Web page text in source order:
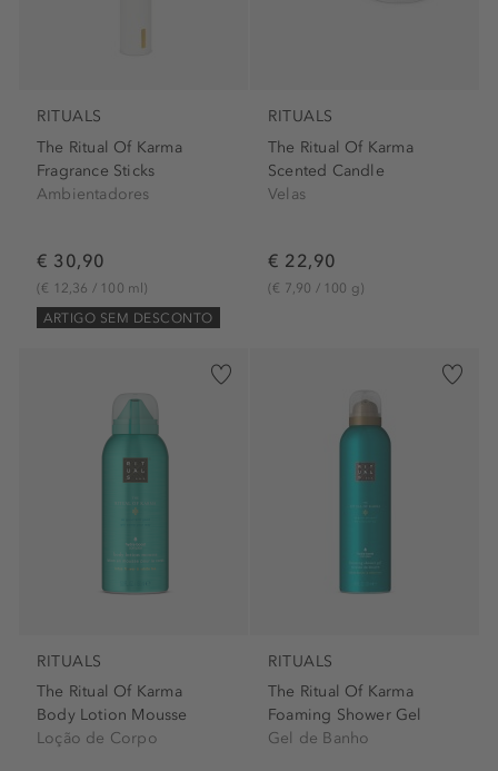
RITUALS
The Ritual Of Karma
Fragrance Sticks
Ambientadores
€ 30,90
(€ 12,36 / 100 ml)
ARTIGO SEM DESCONTO
RITUALS
The Ritual Of Karma
Scented Candle
Velas
€ 22,90
(€ 7,90 / 100 g)
RITUALS
The Ritual Of Karma
Body Lotion Mousse
Loção de Corpo
RITUALS
The Ritual Of Karma
Foaming Shower Gel
Gel de Banho